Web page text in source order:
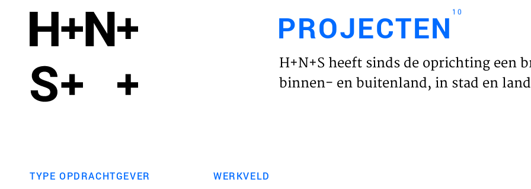
HOME
PROJECTEN 10
H+N+S heeft sinds de oprichting een
binnen- en buitenland, in stad en
TYPE OPDRACHTGEVER WERKVELD